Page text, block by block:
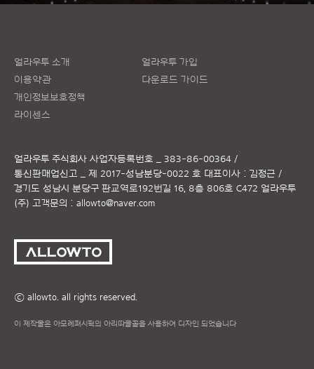
얼라우투 소개
이용약관
개인정보보호정책
라이센스
얼라우투 가입
다운로드 가이드
얼라우투 주식회사 사업자등록번호 _ 383-86-00364 /
통신판매업신고 _ 제 2017-성남분당-0022 호 대표이사 : 김정근 /
경기도 성남시 분당구 판교역로192번길 16, 8층 806호 C472 얼라우투
(주) 고객문의 : allowto@naver.com
ⓒ allowto. all rights reserved.
이 제작물은 아모레퍼시픽의 아리따글꼴을 사용하여 디자인 되었습니다